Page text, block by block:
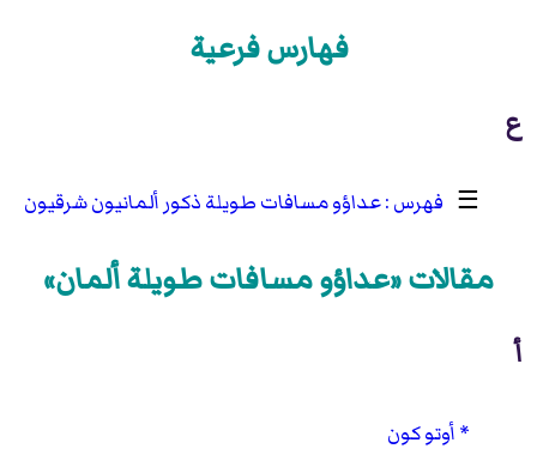
فهارس فرعية
ع
☰ عداؤو مسافات طويلة ذكور ألمانيون شرقيون
مقالات «عداؤو مسافات طويلة ألمان»
أ
أوتو كون